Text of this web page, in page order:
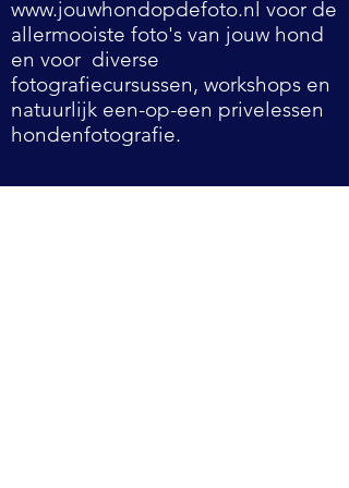
www.jouwhondopdefoto.nl voor de
allermooiste foto's van jouw hond
en voor diverse
fotografiecursussen, workshops en
natuurlijk een-op-een privelessen
hondenfotografie.